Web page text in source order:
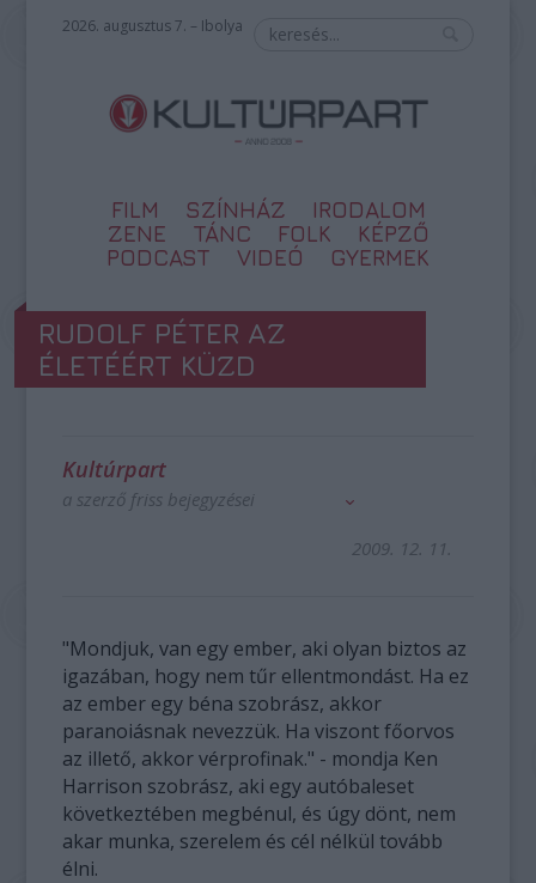
2026. augusztus 7. – Ibolya
FILM SZÍNHÁZ
IRODALOM
ZENE
TÁNC FOLK
KÉPZŐ
PODCAST
VIDEÓ GYERMEK
RUDOLF PÉTER AZ
ÉLETÉÉRT KÜZD
Kultúrpart
a szerző friss bejegyzései
2009. 12. 11.
"Mondjuk, van egy ember, aki olyan biztos az
igazában, hogy nem tűr ellentmondást. Ha ez
az ember egy béna szobrász, akkor
paranoiásnak nevezzük. Ha viszont főorvos
az illető, akkor vérprofinak." - mondja Ken
Harrison szobrász, aki egy autóbaleset
következtében megbénul, és úgy dönt, nem
akar munka, szerelem és cél nélkül tovább
élni.